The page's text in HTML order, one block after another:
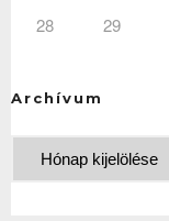
28 29
Archívum